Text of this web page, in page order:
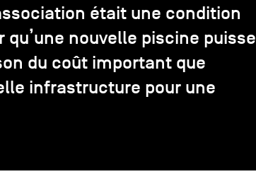
était une condition
qu’une nouvelle piscine puisse
du coût important que
infrastructure pour une